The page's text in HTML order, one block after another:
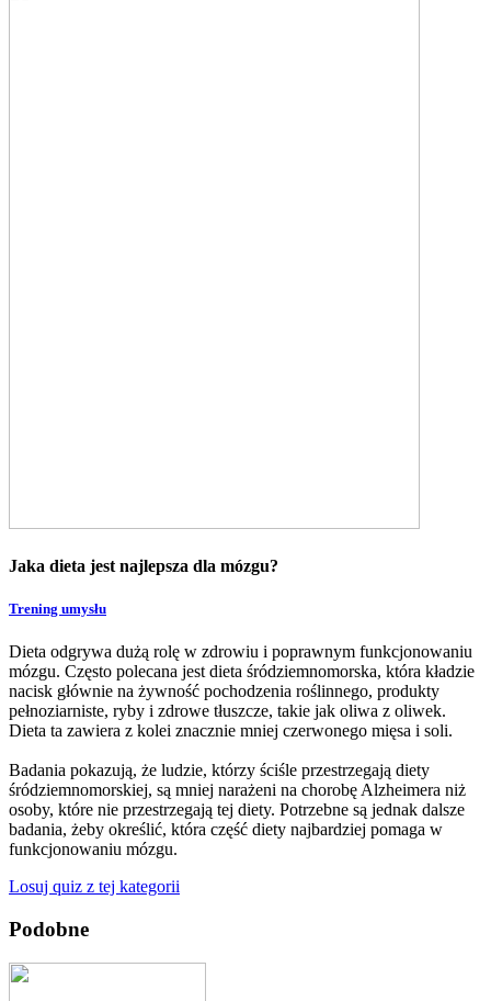
Jaka dieta jest najlepsza dla mózgu?
Trening umysłu
Dieta odgrywa dużą rolę w zdrowiu i poprawnym funkcjonowaniu
mózgu. Często polecana jest dieta śródziemnomorska, która kładzie
nacisk głównie na żywność pochodzenia roślinnego, produkty
pełnoziarniste, ryby i zdrowe tłuszcze, takie jak oliwa z oliwek.
Dieta ta zawiera z kolei znacznie mniej czerwonego mięsa i soli.
Badania pokazują, że ludzie, którzy ściśle przestrzegają diety
śródziemnomorskiej, są mniej narażeni na chorobę Alzheimera niż
osoby, które nie przestrzegają tej diety. Potrzebne są jednak dalsze
badania, żeby określić, która część diety najbardziej pomaga w
funkcjonowaniu mózgu.
Losuj quiz z tej kategorii
Podobne